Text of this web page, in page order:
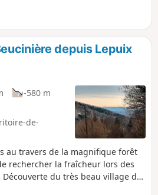
sur les massifs montagneux
noire, Jura jusqu'au Alpes
mythiques ( Eiger, Monsch,
14 et 15, à éviter si vous avez un
du 5 Mai 2025.
depuis Lepuix
-580 m
de-
au travers de la magnifique forêt
rechercher la fraîcheur lors des
du très beau village de